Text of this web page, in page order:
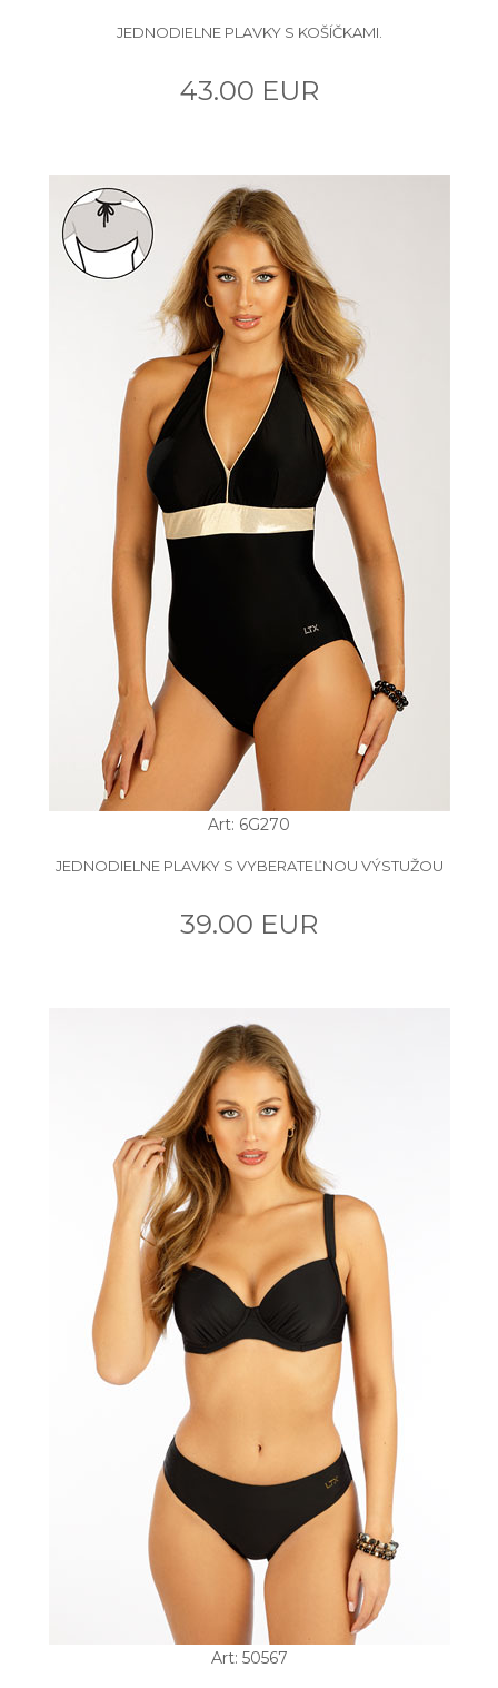
JEDNODIELNE PLAVKY S KOŠÍČKAMI.
43.00 EUR
Art: 6G270
JEDNODIELNE PLAVKY S VYBERATEĽNOU VÝSTUŽOU
39.00 EUR
Art: 50567